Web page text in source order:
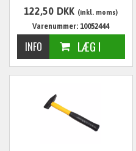
122,50 DKK (inkl. moms)
Varenummer: 10052444